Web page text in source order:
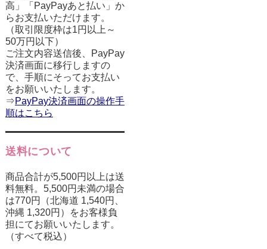
高」「PayPayあと払い」か
らお支払いただけます。
（取引限度枠は1円以上～
50万円以下）
ご注文内容送信後、PayPay
決済画面に移行しますの
で、手順にそってお支払い
をお願いいたします。
⇒PayPay決済画面の操作手
順はこちら
送料について
商品合計が5,500円以上は送
料無料。5,500円未満の場合
は770円（北海道 1,540円、
沖縄 1,320円）をお客様負
担にてお願いいたします。
（すべて税込）